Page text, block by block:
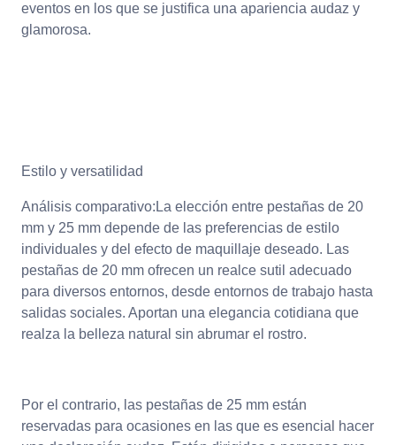
eventos en los que se justifica una apariencia audaz y
glamorosa.
Estilo y versatilidad
Análisis comparativo:La elección entre pestañas de 20
mm y 25 mm depende de las preferencias de estilo
individuales y del efecto de maquillaje deseado. Las
pestañas de 20 mm ofrecen un realce sutil adecuado
para diversos entornos, desde entornos de trabajo hasta
salidas sociales. Aportan una elegancia cotidiana que
realza la belleza natural sin abrumar el rostro.
Por el contrario, las pestañas de 25 mm están
reservadas para ocasiones en las que es esencial hacer